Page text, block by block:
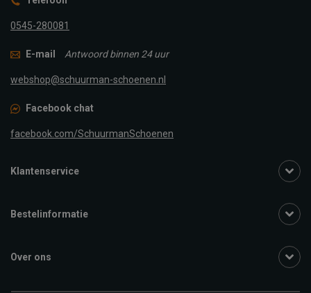
0545-280081
E-mail Antwoord binnen 24 uur
webshop@schuurman-schoenen.nl
Facebook chat
facebook.com/SchuurmanSchoenen
Klantenservice
Bestelinformatie
Over ons